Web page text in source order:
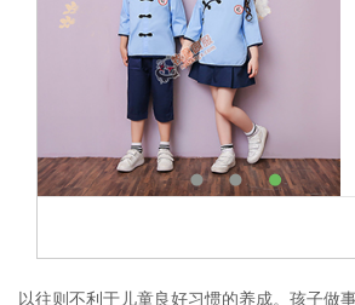
以往则不利于儿童良好习惯的养成。孩子做